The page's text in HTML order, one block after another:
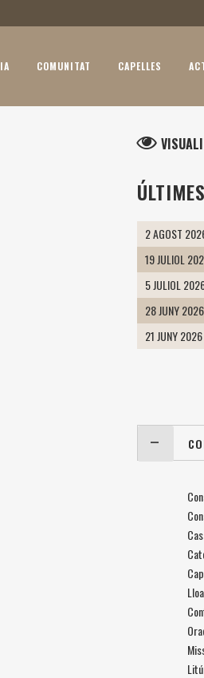
COMUNITAT CAPELLES
2 AGOST
19 JULIOL
5 JULIOL
28 JUNY
21 JUNY 2026